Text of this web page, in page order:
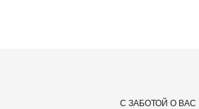
С ЗАБОТОЙ О ВАС